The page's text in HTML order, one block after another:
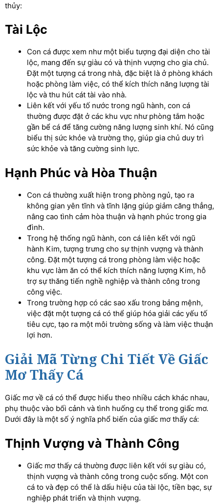
thủy:
Tài Lộc
Con cá được xem như một biểu tượng đại diện cho tài
lộc, mang đến sự giàu có và thịnh vượng cho gia chủ.
Đặt một tượng cá trong nhà, đặc biệt là ở phòng khách
hoặc phòng làm việc, có thể kích thích năng lượng tài
lộc và thu hút cát tài vào nhà.
Liên kết với yếu tố nước trong ngũ hành, con cá
thường được đặt ở các khu vực như phòng tắm hoặc
gần bể cá để tăng cường năng lượng sinh khí. Nó cũng
biểu thị sức khỏe và trường thọ, giúp gia chủ duy trì
sức khỏe và tăng cường sinh lực.
Hạnh Phúc và Hòa Thuận
Con cá thường xuất hiện trong phòng ngủ, tạo ra
không gian yên tĩnh và tĩnh lặng giúp giảm căng thẳng,
nâng cao tình cảm hòa thuận và hạnh phúc trong gia
đình.
Trong hệ thống ngũ hành, con cá liên kết với ngũ
hành Kim, tượng trưng cho sự thịnh vượng và thành
công. Đặt một tượng cá trong phòng làm việc hoặc
khu vực làm ăn có thể kích thích năng lượng Kim, hỗ
trợ sự thăng tiến nghề nghiệp và thành công trong
công việc.
Trong trường hợp có các sao xấu trong bảng mệnh,
việc đặt một tượng cá có thể giúp hóa giải các yếu tố
tiêu cực, tạo ra một môi trường sống và làm việc thuận
lợi hơn.
Giải Mã Từng Chi Tiết Về Giấc
Mơ Thấy Cá
Giấc mơ về cá có thể được hiểu theo nhiều cách khác nhau,
phụ thuộc vào bối cảnh và tình huống cụ thể trong giấc mơ.
Dưới đây là một số ý nghĩa phổ biến của giấc mơ thấy cá:
Thịnh Vượng và Thành Công
Giấc mơ thấy cá thường được liên kết với sự giàu có,
thịnh vượng và thành công trong cuộc sống. Một con
cá to và đẹp có thể là dấu hiệu của tài lộc, tiền bạc, sự
nghiệp phát triển và thịnh vượng.